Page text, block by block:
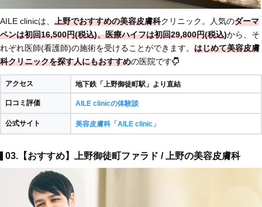
AILE clinicは、 上野でおすすめの美容皮膚科クリニック。人気のダーマ
ペンは初回16,500円(税込)、医療ハイフは初回29,800円(税込)から、そ
れぞれ医師(看護師)の施術を受けることができます。 はじめて美容皮膚
科クリニックを探す人にもおすすめの医院です
アクセス 地下鉄「上野御徒町駅」より直結
口コミ評価 AILE clinicの体験談
公式サイト 美容皮膚科「AILE clinic」
03.【おすすめ】上野御徒町ファラド / 上野の美容皮膚科